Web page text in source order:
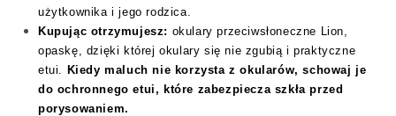
użytkownika i jego rodzica.
Kupując otrzymujesz: okulary przeciwsłoneczne Lion,
opaskę, dzięki której okulary się nie zgubią i praktyczne
etui. Kiedy maluch nie korzysta z okularów, schowaj je
do ochronnego etui, które zabezpiecza szkła przed
porysowaniem.